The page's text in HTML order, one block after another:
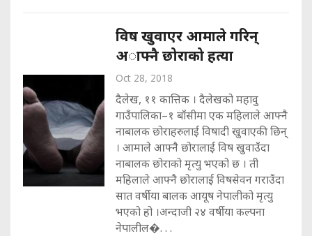
विष खुवाएर आमाले गरिन्
अाफ्नै छोराको हत्या
Oct 28, 2018
दैलेख, ११ कात्तिक । दैलेखको महावु
गाउँपालिका–१ बाँसीमा एक महिलाले आफ्नै
नाबालक छोराहरुलाई विषादी खुवाएकी छिन्
। आमाले आफ्नै छोरालाई विष खुवाउँदा
नाबालक छोराको मृत्यु भएको छ । ती
महिलाले आफ्नै छोरालाई विषसेवन गराउँदा
सात वर्षीया बालक आयूष नेपालीको मृत्यु
भएको हो ।अन्दाजी २४ वर्षीया कल्पना
नेपालील�. . .